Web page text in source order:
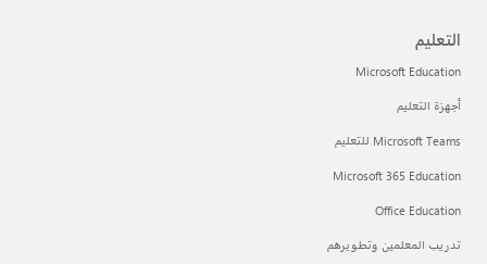
التعليم
Microsoft Education
أجهزة التعليم
Microsoft Teams للتعليم
Microsoft 365 Education
Office Education
تدريب المعلمين وتطويرهم